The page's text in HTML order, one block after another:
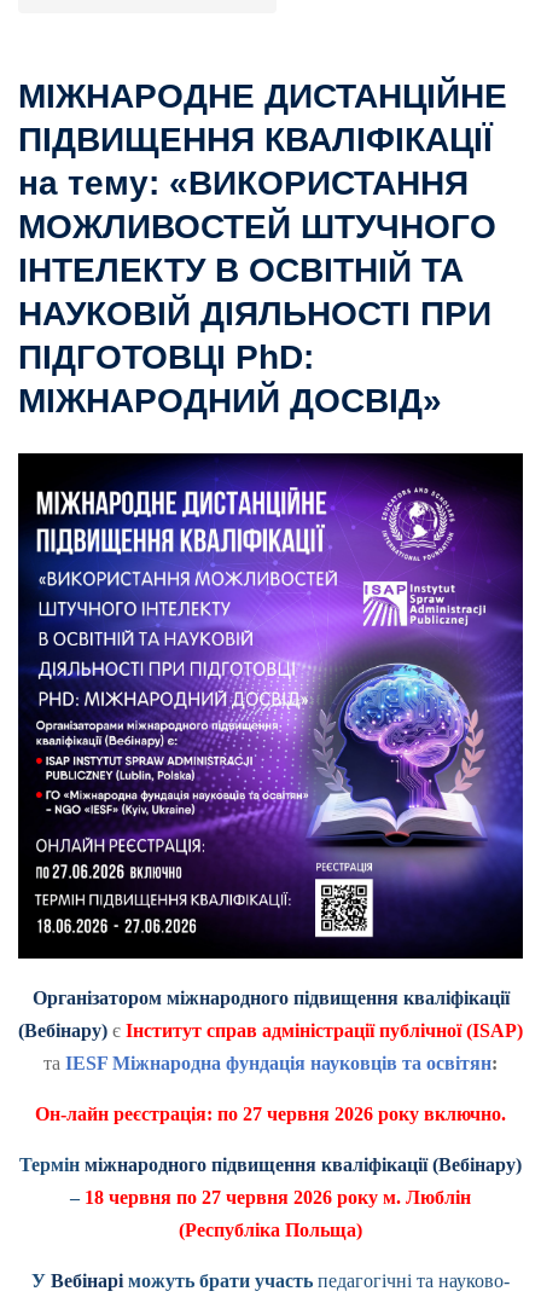
МІЖНАРОДНЕ ДИСТАНЦІЙНЕ
ПІДВИЩЕННЯ КВАЛІФІКАЦІЇ
на тему: «ВИКОРИСТАННЯ
МОЖЛИВОСТЕЙ ШТУЧНОГО
ІНТЕЛЕКТУ В ОСВІТНІЙ ТА
НАУКОВІЙ ДІЯЛЬНОСТІ ПРИ
ПІДГОТОВЦІ PhD:
МІЖНАРОДНИЙ ДОСВІД»
Організатором міжнародного підвищення кваліфікації
(Вебінару) є Інститут справ адміністрації публічної (ISAP)
та IESF Міжнародна фундація науковців та освітян:
Он-лайн реєстрація: по 27 червня 2026 року включно.
Термін міжнародного підвищення кваліфікації (Вебінару)
– 18 червня по 27 червня 2026 року м. Люблін
(Республіка Польща)
У Вебінарі можуть брати участь педагогічні та науково-